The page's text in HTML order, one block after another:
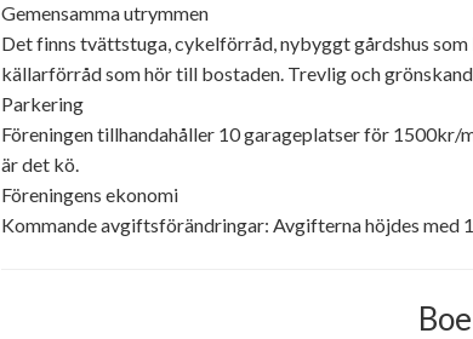
Gemensamma utrymmen
Det finns tvättstuga, cykelförråd, nybyggt gårdshus
källarförråd som hör till bostaden. Trevlig och
Parkering
Föreningen tillhandahåller 10 garageplatser för
är det kö.
Föreningens ekonomi
Kommande avgiftsförändringar: Avgifterna höjdes